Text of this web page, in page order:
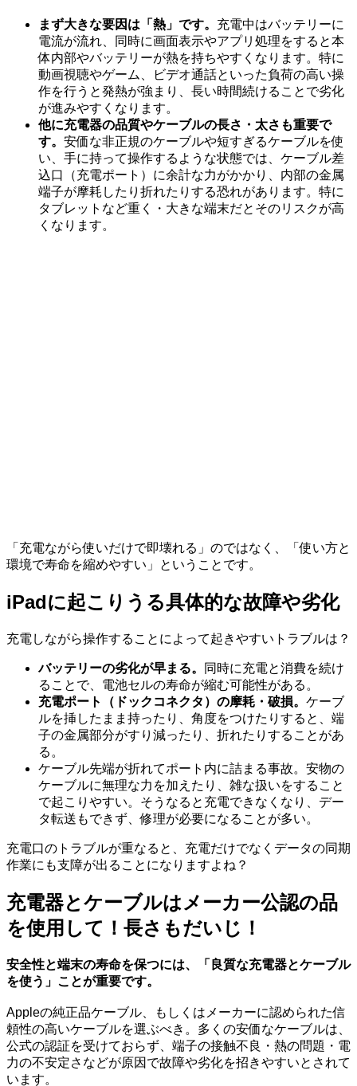
まず大きな要因は「熱」です。 充電中はバッテリーに
電流が流れ、同時に画面表示やアプリ処理をすると本
体内部やバッテリーが熱を持ちやすくなります。特に
動画視聴やゲーム、ビデオ通話といった負荷の高い操
作を行うと発熱が強まり、長い時間続けることで劣化
が進みやすくなります。
他に充電器の品質やケーブルの長さ・太さも重要で
す。 安価な非正規のケーブルや短すぎるケーブルを使
い、手に持って操作するような状態では、ケーブル差
込口（充電ポート）に余計な力がかかり、内部の金属
端子が摩耗したり折れたりする恐れがあります。特に
タブレットなど重く・大きな端末だとそのリスクが高
くなります。
「充電ながら使いだけで即壊れる」のではなく、「使い方と
環境で寿命を縮めやすい」ということです。
iPadに起こりうる具体的な故障や劣化
充電しながら操作することによって起きやすいトラブルは？
バッテリーの劣化が早まる。
同時に充電と消費を続け
ることで、電池セルの寿命が縮む可能性がある。
充電ポート（ドックコネクタ）の摩耗・破損。 ケーブ
ルを挿したまま持ったり、角度をつけたりすると、端
子の金属部分がすり減ったり、折れたりすることがあ
る。
ケーブル先端が折れてポート内に詰まる事故。安物の
ケーブルに無理な力を加えたり、雑な扱いをすること
で起こりやすい。そうなると充電できなくなり、デー
タ転送もできず、修理が必要になることが多い。
充電口のトラブルが重なると、充電だけでなくデータの同期
作業にも支障が出ることになりますよね？
充電器とケーブルはメーカー公認の品
を使用して！長さもだいじ！
安全性と端末の寿命を保つには、「良質な充電器とケーブル
を使う」ことが重要です。
Appleの純正品ケーブル、もしくはメーカーに認められた信
頼性の高いケーブルを選ぶべき。多くの安価なケーブルは、
公式の認証を受けておらず、端子の接触不良・熱の問題・電
力の不安定さなどが原因で故障や劣化を招きやすいとされて
います。